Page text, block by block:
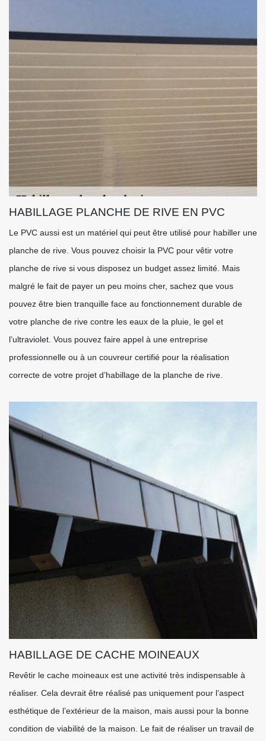
HABILLAGE PLANCHE DE RIVE EN PVC
Le PVC aussi est un matériel qui peut être utilisé pour habiller une
planche de rive. Vous pouvez choisir la PVC pour vêtir votre
planche de rive si vous disposez un budget assez limité. Mais
malgré le fait de payer un peu moins cher, sachez que vous
pouvez être bien tranquille face au fonctionnement durable de
votre planche de rive contre les eaux de la pluie, le gel et
l’ultraviolet. Vous pouvez faire appel à une entreprise
professionnelle ou à un couvreur certifié pour la réalisation
correcte de votre projet d’habillage de la planche de rive.
HABILLAGE DE CACHE MOINEAUX
Revêtir le cache moineaux est une activité très indispensable à
réaliser. Cela devrait être réalisé pas uniquement pour l’aspect
esthétique de l’extérieur de la maison, mais aussi pour la bonne
condition de viabilité de la maison. Le fait de réaliser un travail de